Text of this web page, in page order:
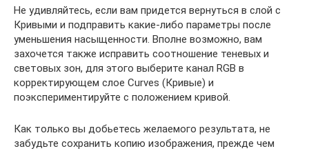
Не удивляйтесь, если вам придется вернуться в слой с
Кривыми и подправить какие-либо параметры после
уменьшения насыщенности. Вполне возможно, вам
захочется также исправить соотношение теневых и
световых зон, для этого выберите канал RGB в
корректирующем слое Curves (Кривые) и
поэкспериментируйте с положением кривой.
Как только вы добьетесь желаемого результата, не
забудьте сохранить копию изображения, прежде чем